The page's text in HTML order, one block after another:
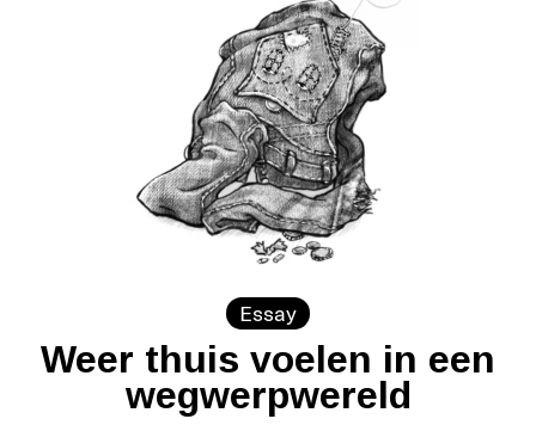
Essay
Weer thuis voelen in een
wegwerpwereld